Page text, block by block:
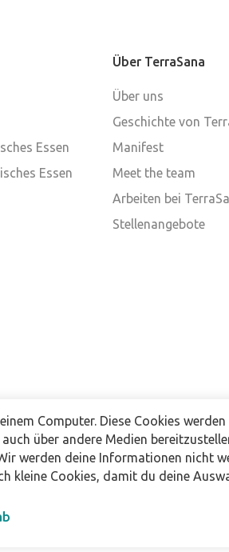
Essen
Essen
Über TerraSana
Über uns
Geschichte von
Manifest
Meet the team
Arbeiten bei
Stellenangebote
Computer. Diese Cookies
über andere Medien
werden deine Informationen nicht
kleine Cookies, damit du deine